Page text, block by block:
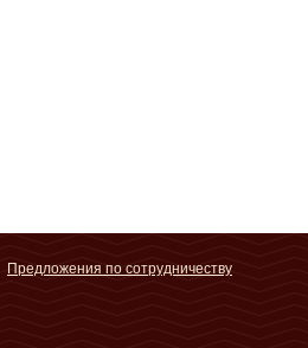
Предложения по сотрудничеству